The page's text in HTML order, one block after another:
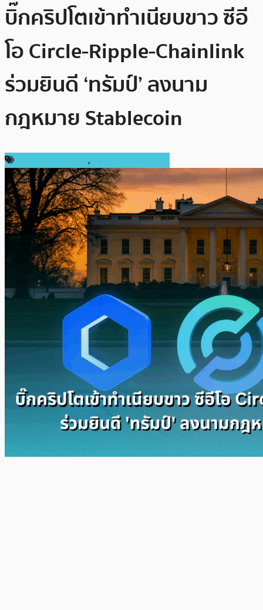
บิ๊กคริปโตเข้าทำเนียบขาว ซีอี
โอ Circle-Ripple-Chainlink
ร่วมยินดี ‘ทรัมป์’ ลงนาม
กฎหมาย Stablecoin
,